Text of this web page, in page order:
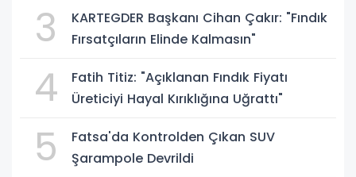
3
KARTEGDER Başkanı Cihan Çakır: "Fındık
Fırsatçıların Elinde Kalmasın"
4
Fatih Titiz: "Açıklanan Fındık Fiyatı
Üreticiyi Hayal Kırıklığına Uğrattı"
5
Fatsa'da Kontrolden Çıkan SUV
Şarampole Devrildi